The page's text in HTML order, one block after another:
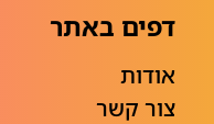
דפים באתר
אודות
צור קשר